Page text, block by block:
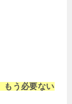
もう必要ない